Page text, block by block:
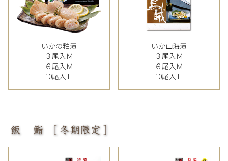
いかの粕漬
３尾入Ｍ
６尾入Ｍ
10尾入Ｌ
いか山海漬
３尾入Ｍ
６尾入Ｍ
10尾入Ｌ